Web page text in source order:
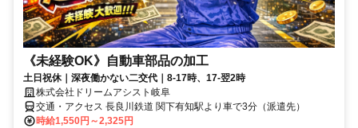
《未経験OK》自動車部品の加工
土日祝休｜深夜働かない二交代｜8-17時、17-翌2時
株式会社ドリームアシスト岐阜
交通・アクセス 長良川鉄道 関下有知駅より車で3分（派遣先）
時給1,550円～2,325円